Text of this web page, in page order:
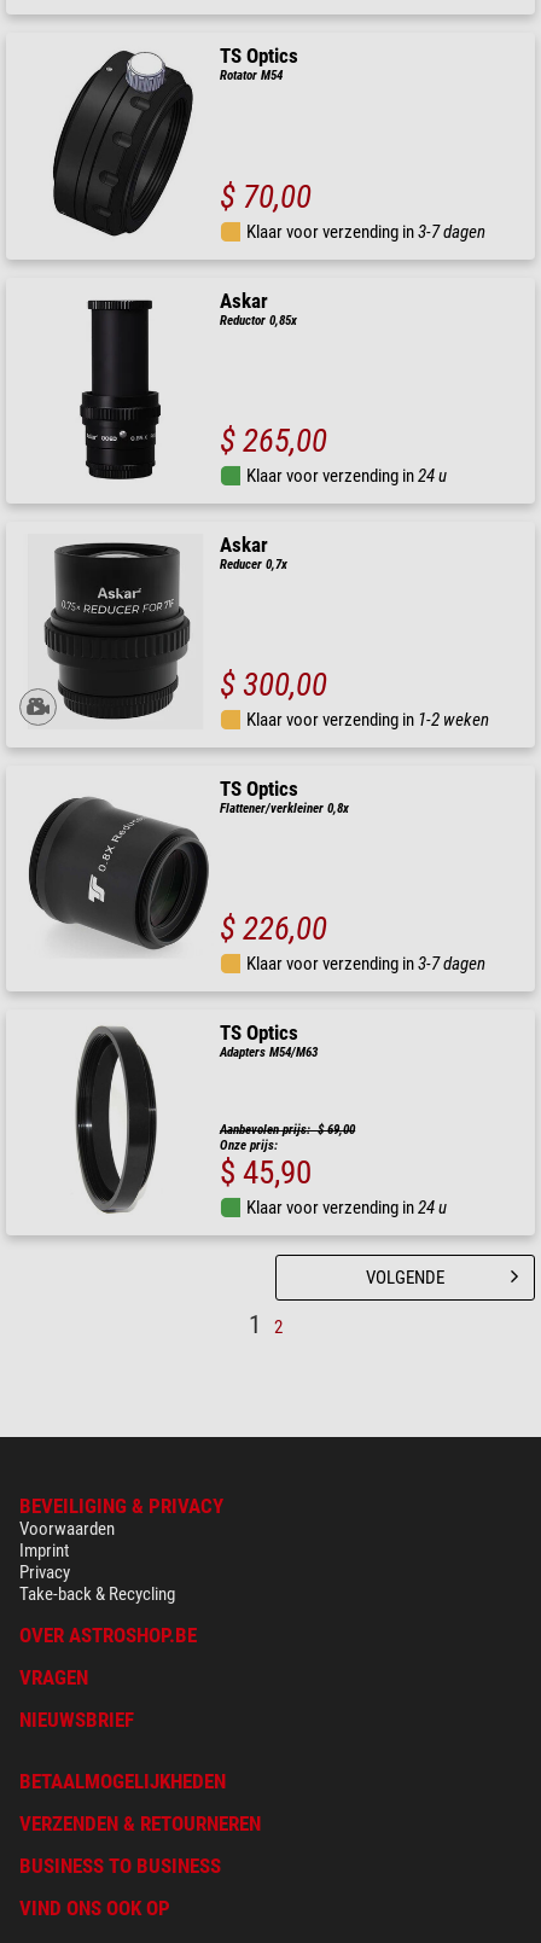
TS Optics
Rotator M54
$ 70,00
Klaar voor verzending in3-7 dagen
Askar
Reductor 0,85x
$ 265,00
Klaar voor verzending in24 u
Askar
Reducer 0,7x
$ 300,00
Klaar voor verzending in 1-2 weken
TS Optics
Flattener/verkleiner 0,8x
$ 226,00
Klaar voor verzending in3-7 dagen
TS Optics
Adapters M54/M63
Aanbevolen prijs: $ 69,00
Onze prijs:
$ 45,90
Klaar voor verzending in24 u
1 2
VOLGENDE
BEVEILIGING & PRIVACY
Voorwaarden
Imprint
Privacy
Take-back & Recycling
OVER ASTROSHOP.BE
VRAGEN
NIEUWSBRIEF
BETAALMOGELIJKHEDEN
VERZENDEN & RETOURNEREN
BUSINESS TO BUSINESS
VIND ONS OOK OP